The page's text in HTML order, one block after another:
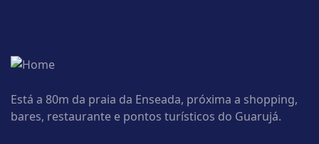
Está a 80m da praia da Enseada, próxima a shopping,
bares, restaurante e pontos turísticos do Guarujá.